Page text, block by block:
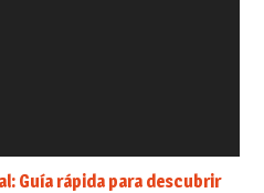
Guía rápida para descubrir